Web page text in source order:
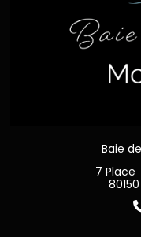
Baie
7 Place